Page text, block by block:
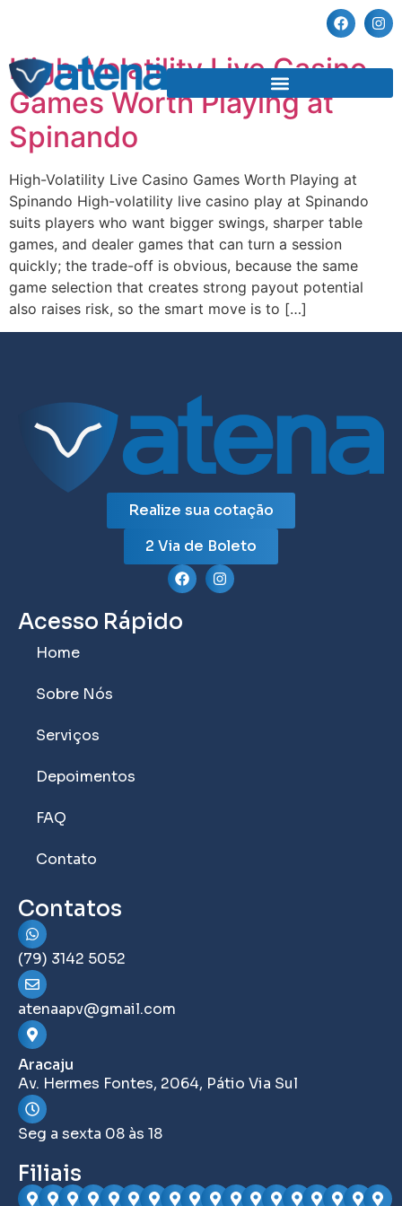
https://
High-Volatility Live Casino
Games Worth Playing at
Spinando
High-Volatility Live Casino Games Worth Playing at
Spinando High-volatility live casino play at Spinando
suits players who want bigger swings, sharper table
games, and dealer games that can turn a session
quickly; the trade-off is obvious, because the same
game selection that creates strong payout potential
also raises risk, so the smart move is to […]
Realize sua cotação
2 Via de Boleto
Acesso Rápido
Home
Sobre Nós
Serviços
Depoimentos
FAQ
Contato
Contatos
(79) 3142 5052
atenaapv@gmail.com
Aracaju
Av. Hermes Fontes, 2064, Pátio Via Sul
Seg a sexta 08 às 18
Filiais